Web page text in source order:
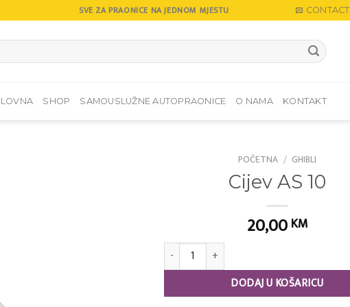
SVE ZA PRAONICE NA JEDNOM MJESTU CONTACT
SHOP SAMOUSLUŽNE AUTOPRAONICE O NAMA KONTAKT
POČETNA / GHIBLI
Cijev AS 10
20,00 KM
Cijev AS 10 količina
DODAJ U KOŠARICU